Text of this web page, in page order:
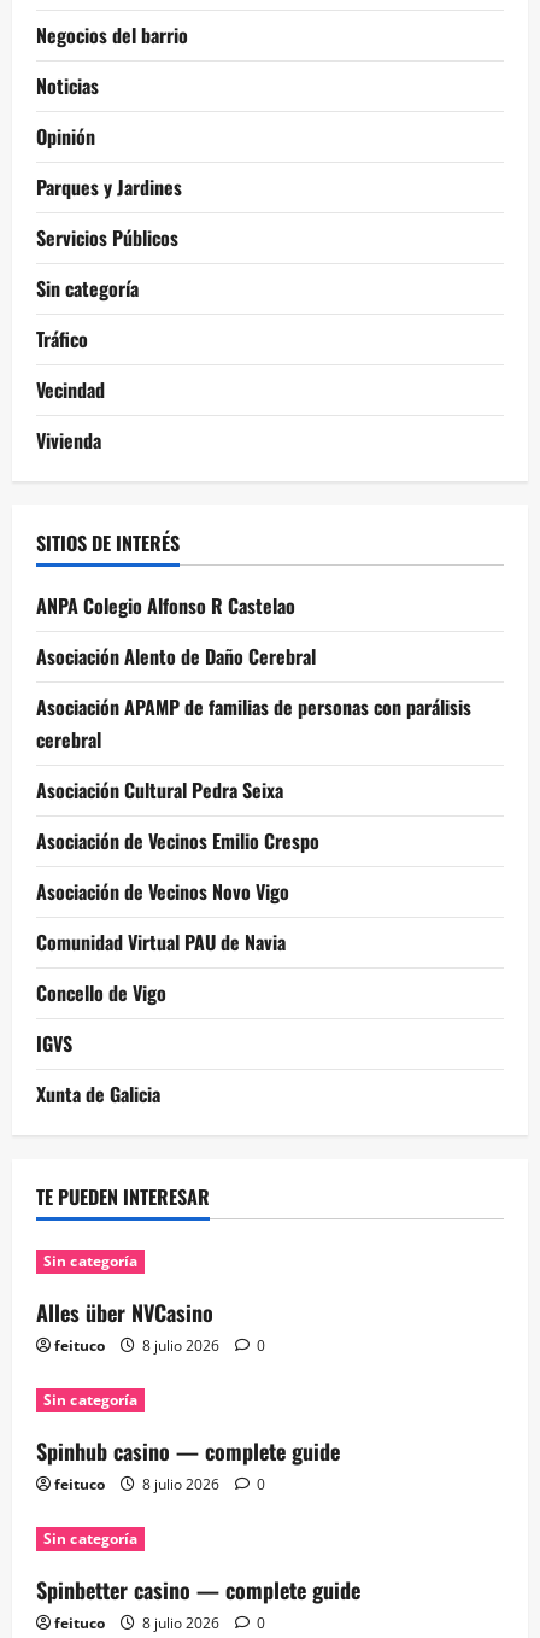
Negocios del barrio
Noticias
Opinión
Parques y Jardines
Servicios Públicos
Sin categoría
Tráfico
Vecindad
Vivienda
SITIOS DE INTERÉS
ANPA Colegio Alfonso R Castelao
Asociación Alento de Daño Cerebral
Asociación APAMP de familias de personas con parálisis
cerebral
Asociación Cultural Pedra Seixa
Asociación de Vecinos Emilio Crespo
Asociación de Vecinos Novo Vigo
Comunidad Virtual PAU de Navia
Concello de Vigo
IGVS
Xunta de Galicia
TE PUEDEN INTERESAR
Sin categoría
Alles über NVCasino
feituco 8 julio 2026 0
Sin categoría
Spinhub casino — complete guide
feituco 8 julio 2026 0
Sin categoría
Spinbetter casino — complete guide
feituco 8 julio 2026 0